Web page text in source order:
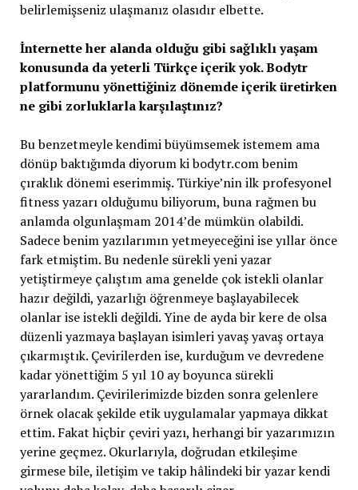
belirlemişseniz ulaşmanız olasıdır elbette.
İnternette her alanda olduğu gibi sağlıklı yaşam
konusunda da yeterli Türkçe içerik yok. Bodytr
platformunu yönettiğiniz dönemde içerik üretirken
ne gibi zorluklarla karşılaştınız?
Bu benzetmeyle kendimi büyümsemek istemem ama
dönüp baktığımda diyorum ki bodytr.com benim
çıraklık dönemi eserimmiş. Türkiye’nin ilk profesyonel
fitness yazarı olduğumu biliyorum, buna rağmen bu
anlamda olgunlaşmam 2014’de mümkün olabildi.
Sadece benim yazılarımın yetmeyeceğini ise yıllar önce
fark etmiştim. Bu nedenle sürekli yeni yazar
yetiştirmeye çalıştım ama genelde çok istekli olanlar
hazır değildi, yazarlığı öğrenmeye başlayabilecek
olanlar ise istekli değildi. Yine de ayda bir kere de olsa
düzenli yazmaya başlayan isimleri yavaş yavaş ortaya
çıkarmıştık. Çevirilerden ise, kurduğum ve devredene
kadar yönettiğim 5 yıl 10 ay boyunca sürekli
yararlandım. Çevirilerimizde bizden sonra gelenlere
örnek olacak şekilde etik uygulamalar yapmaya dikkat
ettim. Fakat hiçbir çeviri yazı, herhangi bir yazarımızın
yerine geçmez. Okurlarıyla, doğrudan etkileşime
girmese bile, iletişim ve takip hâlindeki bir yazar kendi